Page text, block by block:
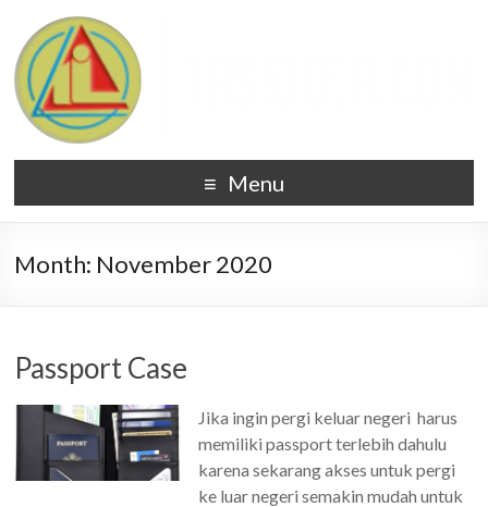
Menu
Month: November 2020
Passport Case
Jika ingin pergi keluar negeri harus
memiliki passport terlebih dahulu
karena sekarang akses untuk pergi
ke luar negeri semakin mudah untuk